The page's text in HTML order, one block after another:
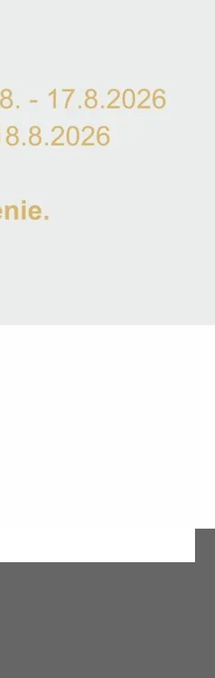
Máte dotazy nebo potřebujete
Kontaktujte zákaznický